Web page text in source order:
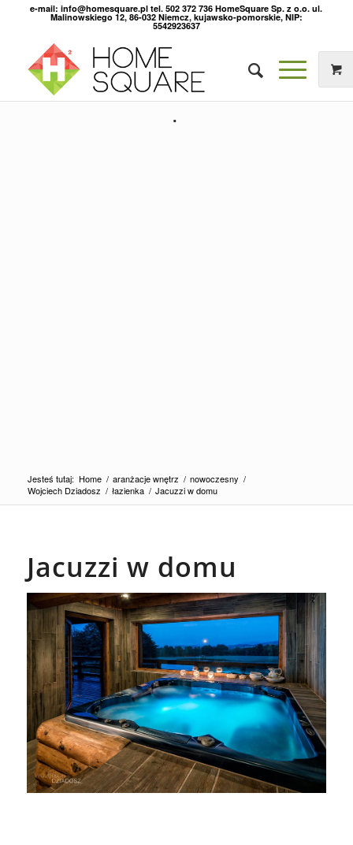
e-mail: info@homesquare.pl tel. 502 372 736 HomeSquare Sp. z o.o. ul.
Malinowskiego 12, 86-032 Niemcz, kujawsko-pomorskie, NIP:
5542923637
Jesteś tutaj: Home / aranżacje wnętrz / nowoczesny /
Wojciech Dziadosz / łazienka / Jacuzzi w domu
Jacuzzi w domu